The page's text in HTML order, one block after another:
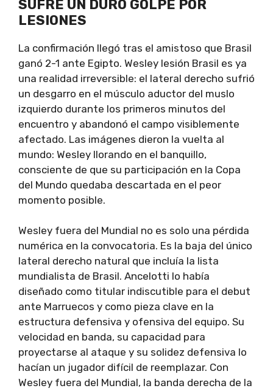
SUFRE UN DURO GOLPE POR
LESIONES
La confirmación llegó tras el amistoso que Brasil
ganó 2-1 ante Egipto. Wesley lesión Brasil es ya
una realidad irreversible: el lateral derecho sufrió
un desgarro en el músculo aductor del muslo
izquierdo durante los primeros minutos del
encuentro y abandonó el campo visiblemente
afectado. Las imágenes dieron la vuelta al
mundo: Wesley llorando en el banquillo,
consciente de que su participación en la Copa
del Mundo quedaba descartada en el peor
momento posible.
Wesley fuera del Mundial no es solo una pérdida
numérica en la convocatoria. Es la baja del único
lateral derecho natural que incluía la lista
mundialista de Brasil. Ancelotti lo había
diseñado como titular indiscutible para el debut
ante Marruecos y como pieza clave en la
estructura defensiva y ofensiva del equipo. Su
velocidad en banda, su capacidad para
proyectarse al ataque y su solidez defensiva lo
hacían un jugador difícil de reemplazar. Con
Wesley fuera del Mundial, la banda derecha de la